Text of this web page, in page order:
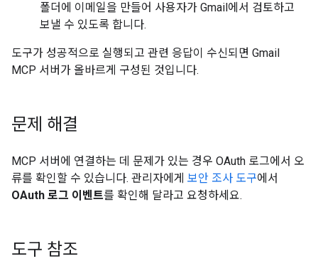
폴더에 이메일을 만들어 사용자가 Gmail에서 검토하고
보낼 수 있도록 합니다.
도구가 성공적으로 실행되고 관련 응답이 수신되면 Gmail
MCP 서버가 올바르게 구성된 것입니다.
문제 해결
MCP 서버에 연결하는 데 문제가 있는 경우 OAuth 로그에서 오
류를 확인할 수 있습니다. 관리자에게 보안 조사 도구에서
OAuth 로그 이벤트를 확인해 달라고 요청하세요.
도구 참조